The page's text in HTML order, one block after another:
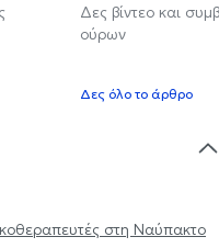
Δες βίντεο και
ούρων
Δες όλο το άρθρο
στη Ναύπακτο